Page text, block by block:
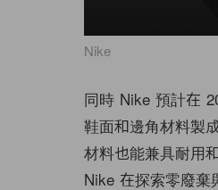
Nike
同時 Nike 預計在
鞋面和邊角材料製
材料也能兼具耐用
Nike 在探索零廢棄